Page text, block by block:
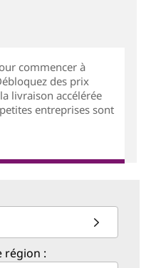
commencer à
des prix
livraison accélérée
entreprises sont
région :